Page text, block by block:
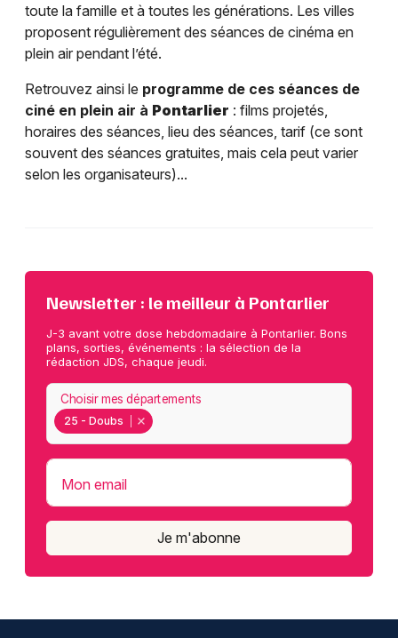
toute la famille et à toutes les générations. Les villes
proposent régulièrement des séances de cinéma en
plein air pendant l’été.
Retrouvez ainsi le programme de ces séances de
ciné en plein air à Pontarlier : films projetés,
horaires des séances, lieu des séances, tarif (ce sont
souvent des séances gratuites, mais cela peut varier
selon les organisateurs)...
Newsletter : le meilleur à Pontarlier
J-3 avant votre dose hebdomadaire à Pontarlier. Bons
plans, sorties, événements : la sélection de la
rédaction JDS, chaque jeudi.
25 - Doubs
Choisir mes départements
Mon email
Je m'abonne